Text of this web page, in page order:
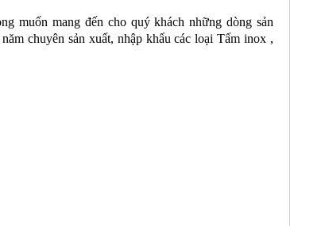
muốn mang đến cho quý khách những dòng sản
chuyên sản xuất, nhập khẩu các loại Tấm inox ,